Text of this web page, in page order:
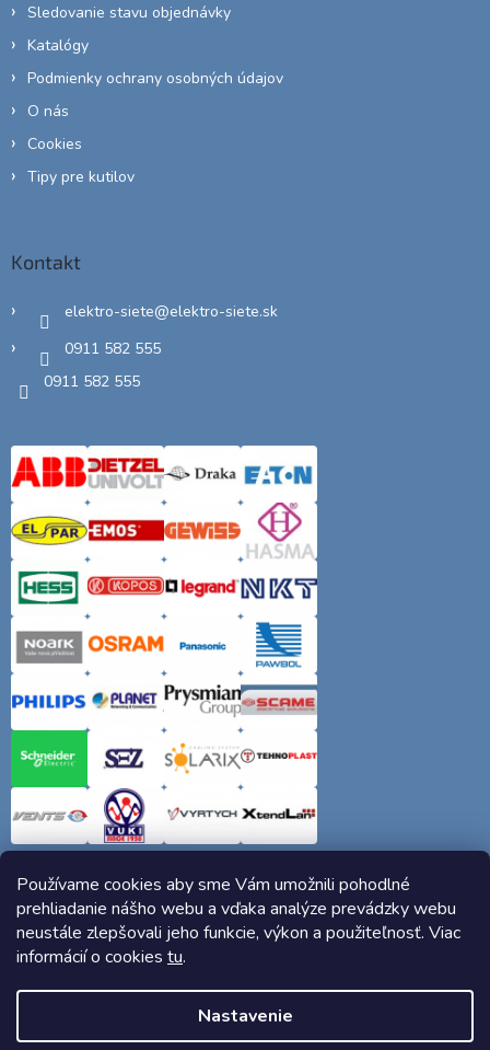
Používame cookies aby sme Vám umožnili pohodlné
prehliadanie nášho webu a vďaka analýze prevádzky webu
neustále zlepšovali jeho funkcie, výkon a použiteľnosť. Viac
informácií o cookies tu.
Nastavenie
Sledovanie stavu objednávky
Katalógy
Podmienky ochrany osobných údajov
O nás
Cookies
Tipy pre kutilov
Kontakt
elektro-siete@elektro-siete.sk
0911 582 555
0911 582 555
Copyright 2026Elektro-siete.sk. Všetky práva vyhradené.